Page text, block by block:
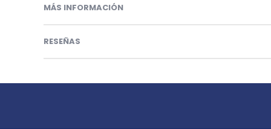
MÁS INFORMACIÓN
RESEÑAS